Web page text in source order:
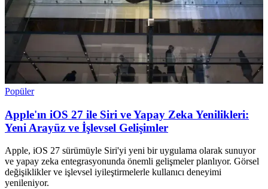
Popüler
Apple'ın iOS 27 ile Siri ve Yapay Zeka Yenilikleri:
Yeni Arayüz ve İşlevsel Gelişimler
Apple, iOS 27 sürümüyle Siri'yi yeni bir uygulama olarak sunuyor
ve yapay zeka entegrasyonunda önemli gelişmeler planlıyor. Görsel
değişiklikler ve işlevsel iyileştirmelerle kullanıcı deneyimi
yenileniyor.